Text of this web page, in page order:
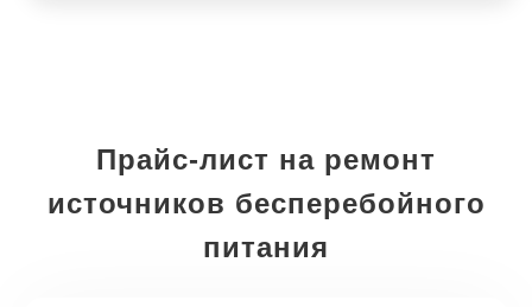
Прайс-лист на ремонт
источников бесперебойного
питания